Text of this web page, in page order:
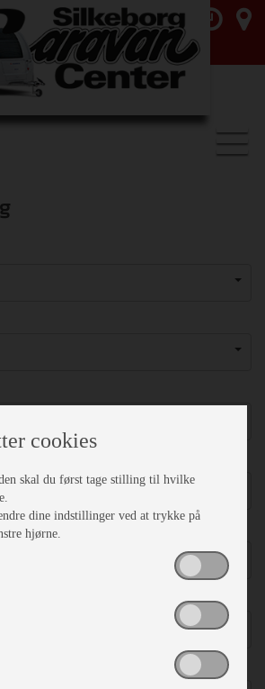
cookies
skal du først tage stilling til hvilke
dine indstillinger ved at trykke på
hjørne.